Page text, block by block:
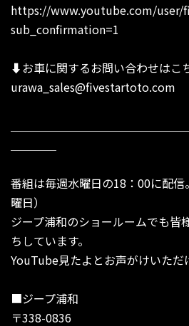
https://www.youtube.com/user/
sub_confirmation=1
⬇︎お車に関するお問い合わせはこ
urawa_sales@fivestartoto.com
番組は毎週水曜日の18：00に配
曜日）
ジープ浦和のショールームでも皆
ちしています。
YouTube見たよとお声がけいただ
■ジープ浦和
〒338-0836